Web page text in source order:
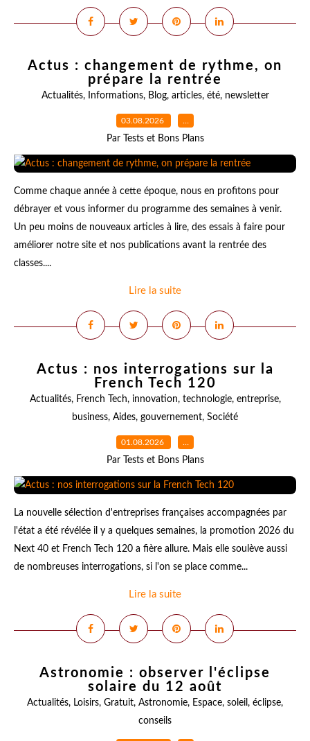
Actus : changement de rythme, on
prépare la rentrée
Actualités, Informations, Blog, articles, été, newsletter
03.08.2026 …
Par Tests et Bons Plans
Comme chaque année à cette époque, nous en profitons pour
débrayer et vous informer du programme des semaines à venir.
Un peu moins de nouveaux articles à lire, des essais à faire pour
améliorer notre site et nos publications avant la rentrée des
classes....
Lire la suite
Actus : nos interrogations sur la
French Tech 120
Actualités, French Tech, innovation, technologie, entreprise,
business, Aides, gouvernement, Société
01.08.2026 …
Par Tests et Bons Plans
La nouvelle sélection d'entreprises françaises accompagnées par
l'état a été révélée il y a quelques semaines, la promotion 2026 du
Next 40 et French Tech 120 a fière allure. Mais elle soulève aussi
de nombreuses interrogations, si l'on se place comme...
Lire la suite
Astronomie : observer l'éclipse
solaire du 12 août
Actualités, Loisirs, Gratuit, Astronomie, Espace, soleil , éclipse,
conseils